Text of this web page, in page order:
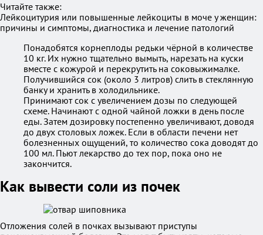
Читайте также:
Лейкоцитурия или повышенные лейкоциты в моче у женщин:
причины и симптомы, диагностика и лечение патологий
Понадобятся корнеплоды редьки чёрной в количестве
10 кг. Их нужно тщательно вымыть, нарезать на куски
вместе с кожурой и перекрутить на соковыжималке.
Получившийся сок (около 3 литров) слить в стеклянную
банку и хранить в холодильнике.
Принимают сок с увеличением дозы по следующей
схеме. Начинают с одной чайной ложки в день после
еды. Затем дозировку постепенно увеличивают, доводя
до двух столовых ложек. Если в области печени нет
болезненных ощущений, то количество сока доводят до
100 мл. Пьют лекарство до тех пор, пока оно не
закончится.
Как вывести соли из почек
Отложения солей в почках вызывают приступы